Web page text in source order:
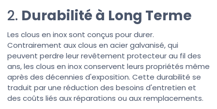
2. Durabilité à Long Terme
Les clous en inox sont conçus pour durer.
Contrairement aux clous en acier galvanisé, qui
peuvent perdre leur revêtement protecteur au fil des
ans, les clous en inox conservent leurs propriétés même
après des décennies d'exposition. Cette durabilité se
traduit par une réduction des besoins d'entretien et
des coûts liés aux réparations ou aux remplacements.